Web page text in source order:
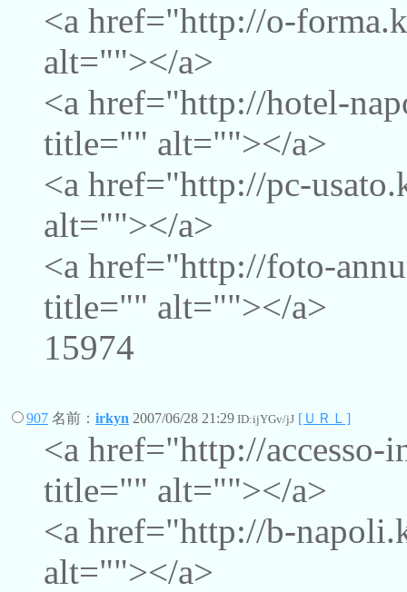
<a href="http://o-
alt=""></a>
<a href="http://hotel-
title="" alt=""></a>
<a href="http://pc-
alt=""></a>
<a href="http://foto-
title="" alt=""></a>
15974
907 名前： irkyn 2007/06/28 21:29 ID:ijYGv/jJ [ＵＲＬ]
<a href="http://
title="" alt=""></a>
<a href="http://b-
alt=""></a>